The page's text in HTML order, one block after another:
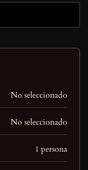
No seleccionado
No seleccionado
1 persona